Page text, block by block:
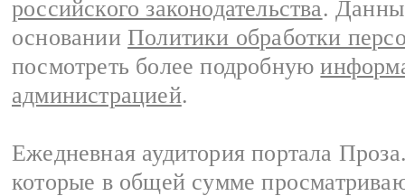
российского законодательства.
основании Политики обработки
посмотреть более подробную
администрацией.
Ежедневная аудитория портала
которые в общей сумме